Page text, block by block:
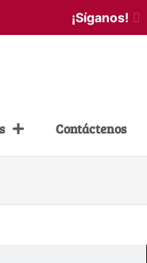
¡Síganos!
Contáctenos